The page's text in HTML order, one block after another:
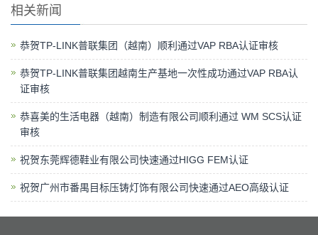
相关新闻
恭贺TP-LINK普联集团（越南）顺利通过VAP RBA认证审核
恭贺TP-LINK普联集团越南生产基地一次性成功通过VAP RBA认
证审核
恭喜美的生活电器（越南）制造有限公司顺利通过 WM SCS认证
审核
祝贺东莞辉德鞋业有限公司快速通过HIGG FEM认证
祝贺广州市番禺目标压铸灯饰有限公司快速通过AEO高级认证